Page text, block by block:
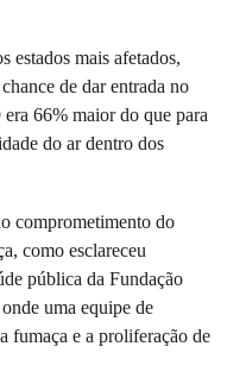
estados mais afetados,
de dar entrada no
66% maior do que para
do ar dentro dos
comprometimento do
como esclareceu
pública da Fundação
uma equipe de
fumaça e a proliferação de